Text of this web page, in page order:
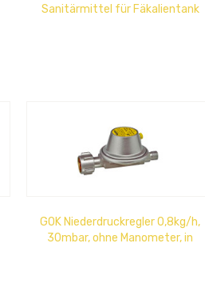
Sanitärmittel für Fäkalientank
GOK Niederdruckregler 0,8kg/h,
30mbar, ohne Manometer, in